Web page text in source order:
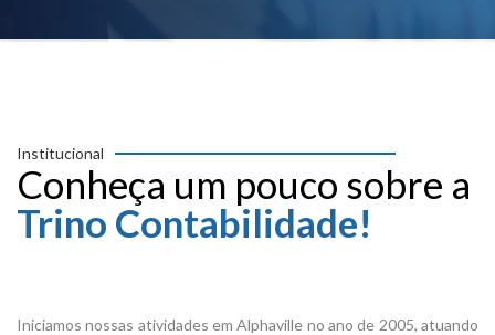
Institucional
Conheça um pouco sobre a
Trino Contabilidade!
Iniciamos nossas atividades em Alphaville no ano de 2005, atuando